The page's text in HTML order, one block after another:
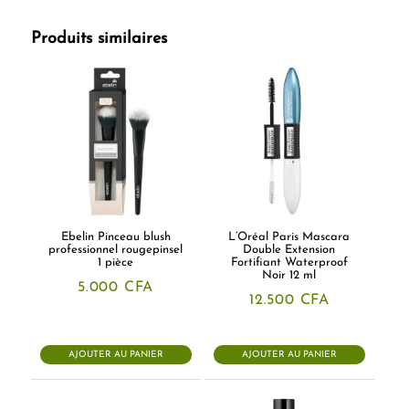
Produits similaires
Ebelin Pinceau blush
professionnel rougepinsel
1 pièce
5.000 CFA
AJOUTER AU PANIER
L’Oréal Paris Mascara
Double Extension
Fortifiant Waterproof
Noir 12 ml
12.500 CFA
AJOUTER AU PANIER